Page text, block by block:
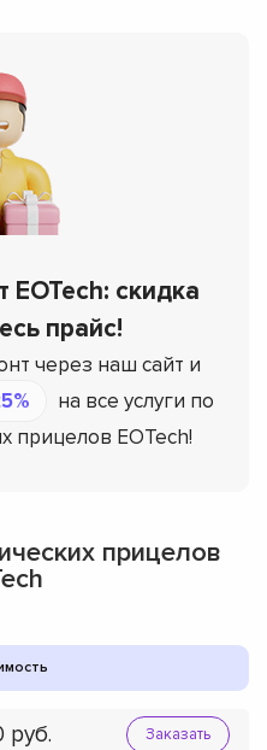
EOTech: скидка
прайс!
через наш сайт и
на все услуги по
прицелов EOTech!
прицелов
Заказать